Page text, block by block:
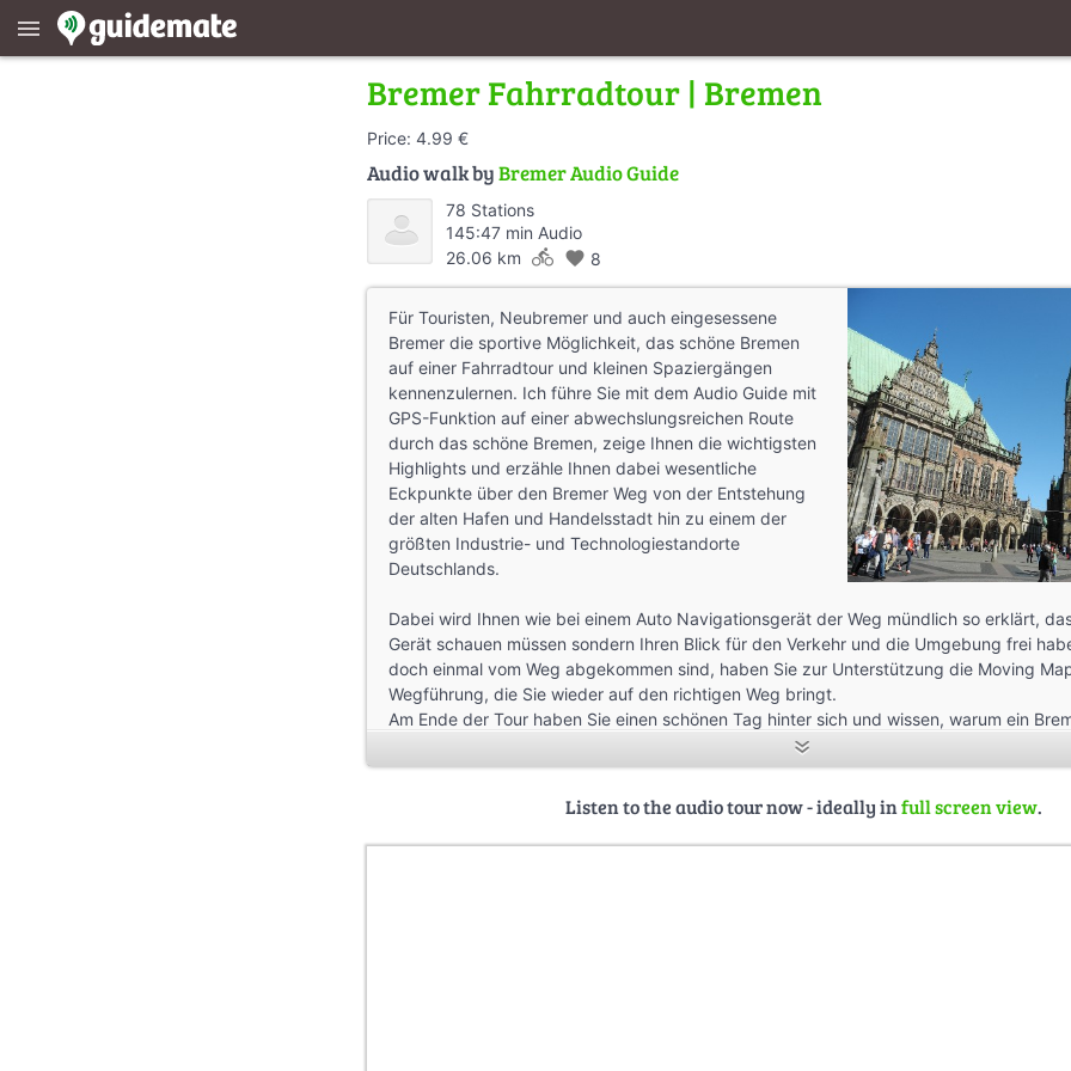
menu
Bremer Fahrradtour | Bremen
Price: 4.99 €
Audio walk byBremer Audio Guide
78 Stations
145:47 min Audio
26.06 km directions_bike favorite 8
Für Touristen, Neubremer und auch eingesessene
Bremer die sportive Möglichkeit, das schöne Bremen
auf einer Fahrradtour und kleinen Spaziergängen
kennenzulernen. Ich führe Sie mit dem Audio Guide mit
GPS-Funktion auf einer abwechslungsreichen Route
durch das schöne Bremen, zeige Ihnen die wichtigsten
Highlights und erzähle Ihnen dabei wesentliche
Eckpunkte über den Bremer Weg von der Entstehung
der alten Hafen und Handelsstadt hin zu einem der
größten Industrie- und Technologiestandorte
Deutschlands.
Dabei wird Ihnen wie bei einem Auto Navigationsgerät der Weg mündlich so erklärt,
Gerät schauen müssen sondern Ihren Blick für den Verkehr und die Umgebung frei
doch einmal vom Weg abgekommen sind, haben Sie zur Unterstützung die Moving
Wegführung, die Sie wieder auf den richtigen Weg bringt.
Am Ende der Tour haben Sie einen schönen Tag hinter sich und wissen, warum ein
Seite „Geschichte der Stadt Bremen“. In: Wikipedia, Die freie Enzyklopädie.
2016, 12:54 UTC. URL:https://de.wikipedia.org/w/index.php?
Listen to the audio tour now - ideally infull screen view.